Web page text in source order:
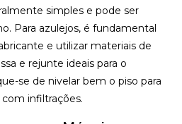
simples e pode ser
Para azulejos, é fundamental
e utilizar materiais de
e rejunte ideais para o
se de nivelar bem o piso para
infiltrações.